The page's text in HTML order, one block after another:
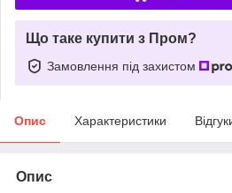
Що таке купити з Пром?
Замовлення під захистом
Опис Характеристики
Опис